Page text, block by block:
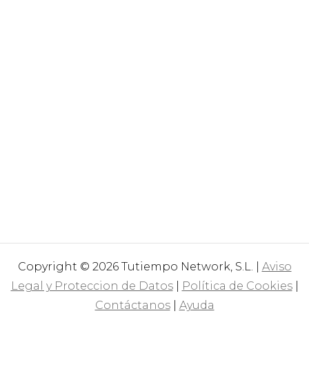
Copyright © 2026 Tutiempo Network, S.L. | Aviso
Legal y Proteccion de Datos| Política de Cookies|
Contáctanos| Ayuda